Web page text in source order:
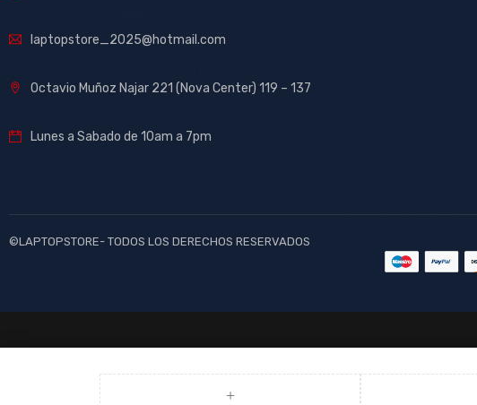
laptopstore_2025@hotmail.com
Octavio Muñoz Najar 221 (Nova Center) 119 – 137
Lunes a Sabado de 10am a 7pm
©LAPTOPSTORE- TODOS LOS DERECHOS RESERVADOS